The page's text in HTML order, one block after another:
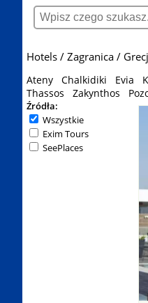
Hotels Zagranica
Ateny Chalkidiki Evia
Thassos
Zakynthos
Źródła:
Wszystkie
Exim Tours
SeePlaces